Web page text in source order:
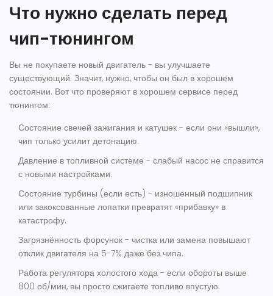
Что нужно сделать перед
чип-тюнингом
Вы не покупаете новый двигатель - вы улучшаете
существующий. Значит, нужно, чтобы он был в хорошем
состоянии. Вот что проверяют в хорошем сервисе перед
тюнингом:
Состояние свечей зажигания и катушек - если они «вышли»,
чип только усилит детонацию.
Давление в топливной системе - слабый насос не справится
с новыми настройками.
Состояние турбины (если есть) - изношенный подшипник
или закоксованные лопатки превратят «прибавку» в
катастрофу.
Загрязнённость форсунок - чистка или замена повышают
отклик двигателя на 5-7% даже без чипа.
Работа регулятора холостого хода - если обороты выше
800 об/мин, вы просто сжигаете топливо впустую.